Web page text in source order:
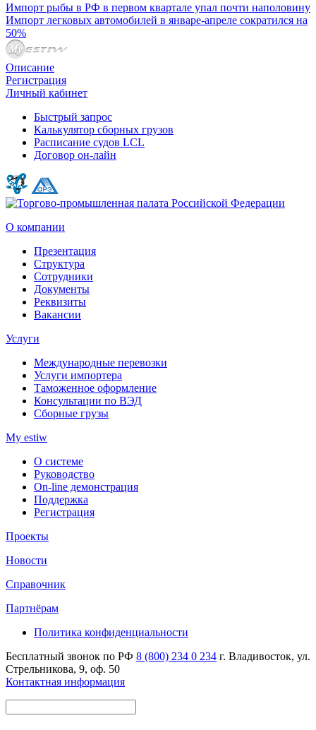
Импорт рыбы в РФ в первом квартале упал почти наполовину
Импорт легковых автомобилей в январе-апреле сократился на
50%
Описание
Регистрация
Личный кабинет
Быстрый запрос
Калькулятор сборных грузов
Расписание судов LCL
Договор он-лайн
О компании
Презентация
Структура
Сотрудники
Документы
Реквизиты
Вакансии
Услуги
Международные перевозки
Услуги импортера
Таможенное оформление
Консультации по ВЭД
Сборные грузы
My estiw
О системе
Руководство
On-line демонстрация
Поддержка
Регистрация
Проекты
Новости
Справочник
Партнёрам
Политика конфиденциальности
Бесплатный звонок по РФ 8 (800) 234 0 234 г. Владивосток, ул.
Стрельникова, 9, оф. 50
Контактная информация